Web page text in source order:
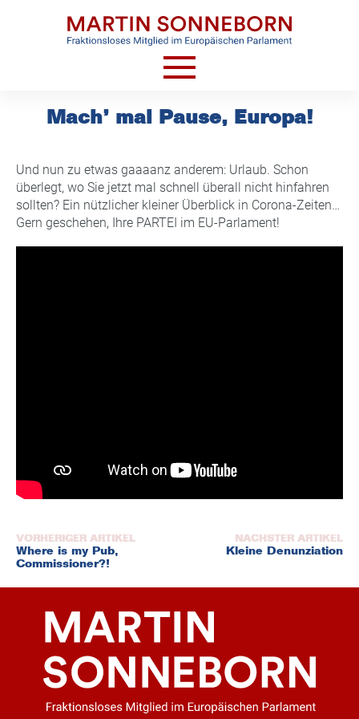
HOME
VIDEOS
TERMINE
CV
Mach’ mal Pause, Europa!
Und nun zu etwas gaaaanz anderem: Urlaub. Schon
überlegt, wo Sie jetzt mal schnell überall nicht hinfahren
sollten? Ein nützlicher kleiner Überblick in Corona-Zeiten…
Gern geschehen, Ihre PARTEI im EU-Parlament!
Beitragsnavigation
Where is my Pub,
Commissioner?!
Kleine Denunziation